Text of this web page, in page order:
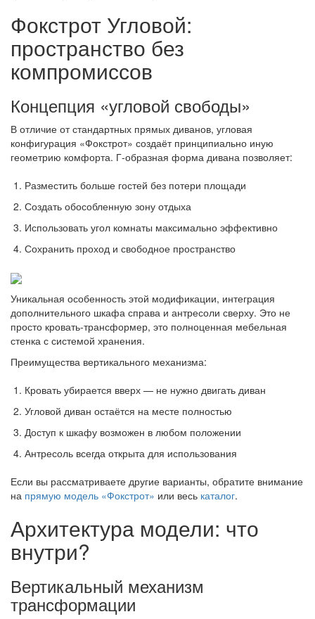
Фокстрот Угловой:
пространство без
компромиссов
Концепция «угловой свободы»
В отличие от стандартных прямых диванов, угловая
конфигурация «Фокстрот» создаёт принципиально иную
геометрию комфорта. Г-образная форма дивана позволяет:
Разместить больше гостей без потери площади
Создать обособленную зону отдыха
Использовать угол комнаты максимально эффективно
Сохранить проход и свободное пространство
Уникальная особенность этой модификации, интеграция
дополнительного шкафа справа и антресоли сверху. Это не
просто кровать-трансформер, это полноценная мебельная
стенка с системой хранения.
Преимущества вертикального механизма:
Кровать убирается вверх — не нужно двигать диван
Угловой диван остаётся на месте полностью
Доступ к шкафу возможен в любом положении
Антресоль всегда открыта для использования
Если вы рассматриваете другие варианты, обратите внимание
на прямую модель «Фокстрот» или весь каталог.
Архитектура модели: что
внутри?
Вертикальный механизм
трансформации